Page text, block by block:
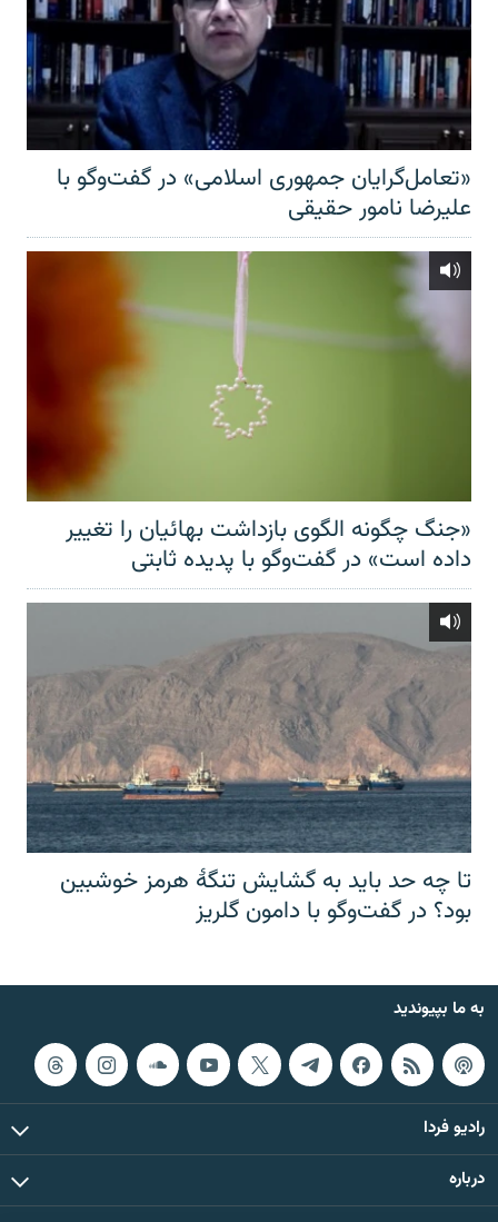
«تعامل‌گرایان جمهوری اسلامی» در گفت‌وگو با
علیرضا نامور حقیقی
«جنگ چگونه الگوی بازداشت بهائیان را تغییر
داده است» در گفت‌وگو با پدیده ثابتی
تا چه حد باید به گشایش تنگهٔ هرمز خوشبین
بود؟ در گفت‌وگو با دامون گلریز
به ما بپیوندید
رادیو فردا
درباره